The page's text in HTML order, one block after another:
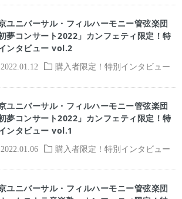
2022.01.12 購入者限定！特別インタビュー
ユニバーサル・フィルハーモニー管弦楽団
初夢コンサート2022」カンフェティ限定！特
ンタビュー vol.2
2022.01.06 購入者限定！特別インタビュー
ユニバーサル・フィルハーモニー管弦楽団
初夢コンサート2022」カンフェティ限定！特
ンタビュー vol.1
ユニバーサル・フィルハーモニー管弦楽団